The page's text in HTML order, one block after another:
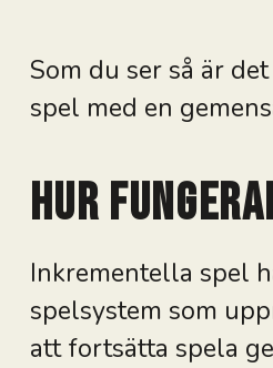
Som du ser så är
spel med en
Hur
Inkrementella spel
spelsystem som
att fortsätta spela